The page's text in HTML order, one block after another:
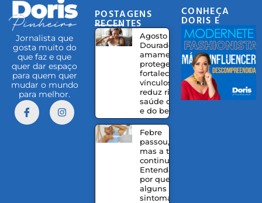
Jornalista que
gosta muito do
que faz e que
quer dar espaço
para quem quer
mudar o mundo
para melhor.
POSTAGENS
RECENTES
Agosto
Dourado:
amamentação
protege,
fortalece
vínculos e
reduz riscos à
saúde da mãe
e do bebê
Febre
passou,
mas a tosse
continua?
Entenda
por que
alguns
sintomas
CONHEÇA
DORIS E
EQUIPE